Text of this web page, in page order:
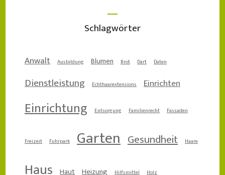
Schlagwörter
Anwalt Ausbildung Blumen Brot Dart Daten
Dienstleistung Echthaarextensions Einrichten
Einrichtung Entsorgung Familienrecht Fassaden
Freizeit Fuhrpark Garten Gesundheit Haare
Haus Haut Heizung Hilfsmittel Holz